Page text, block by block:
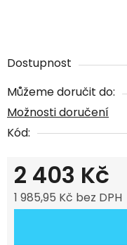
Dostupnost
Můžeme doručit do:
Možnosti doručení
Kód:
2 403 Kč
1 985,95 Kč bez DPH